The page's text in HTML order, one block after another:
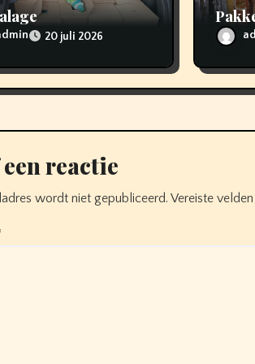
20 juli 2026
een reactie
wordt niet gepubliceerd. Vereiste